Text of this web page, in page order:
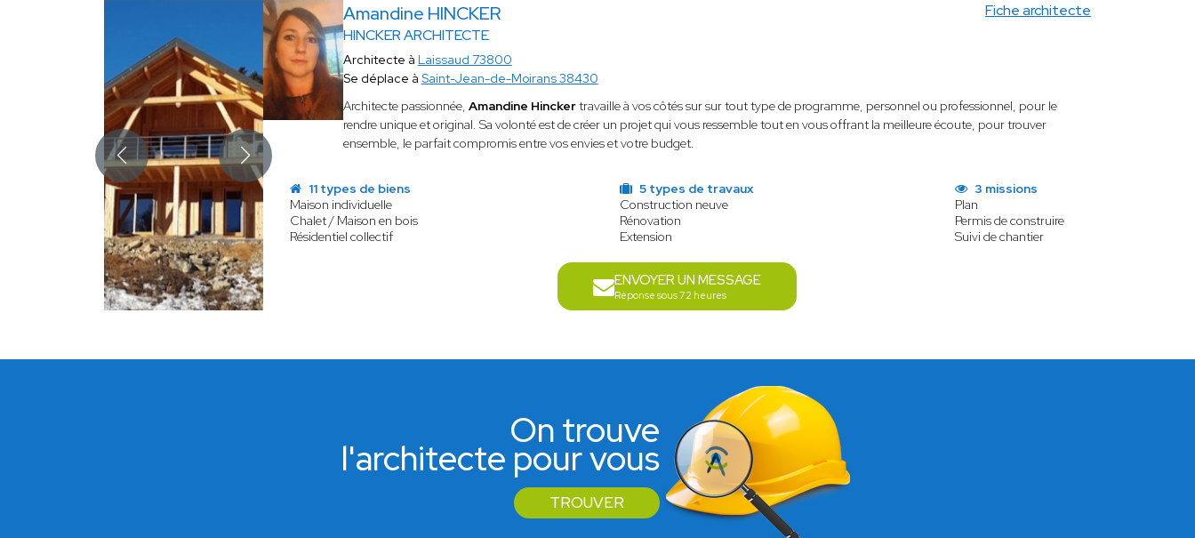
Amandine HINCKER
HINCKER ARCHITECTE
Fiche architecte
Architecte à Laissaud 73800
Se déplace à Saint-Jean-de-Moirans 38430
Architecte passionnée, Amandine Hinckertravaille à vos côtés sur sur tout type de programme, personnel ou professionnel, pour le
rendre unique et original. Sa volonté est de créer un projet qui vous ressemble tout en vous offrant la meilleure écoute, pour trouver
ensemble, le parfait compromis entre vos envies et votre budget.
11 types de biens
Maison individuelle
Chalet / Maison en bois
Résidentiel collectif
5 types de travaux
Construction neuve
Rénovation
Extension
3 missions
Plan
Permis de construire
Suivi de chantier
ENVOYER UN MESSAGE
Réponse sous 72 heures
On trouve
l'architecte pour vous
TROUVER